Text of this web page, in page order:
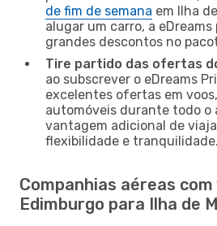
de fim de semana em Ilha
alugar um carro, a
grandes descontos no
Tire partido das ofertas
ao subscrever o eDreams
excelentes ofertas em
automóveis durante todo o
vantagem adicional de
flexibilidade e tranquilidade.
Companhias aéreas com
Edimburgo para Ilha de